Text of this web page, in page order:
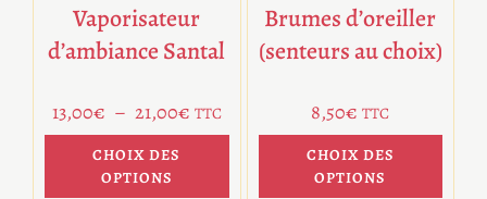
Vaporisateur
d’ambiance Santal
13,00€ – 21,00€ TTC
CHOIX DES
OPTIONS
Brumes d’oreiller
(senteurs au choix)
8,50€ TTC
CHOIX DES
OPTIONS